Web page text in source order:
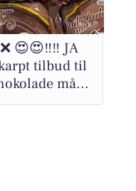
😍😍‼️‼️ JA
tilbud til
må...